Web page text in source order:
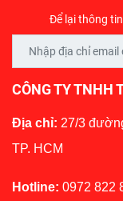
Để lại thông
CÔNG TY TNHH
Địa chỉ: 27/3
TP. HCM
Hotline: 0972 822